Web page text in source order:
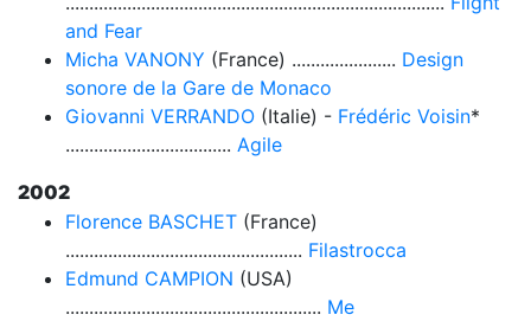
and Fear
Micha VANONY (France) ...................... Design
sonore de la Gare de Monaco
Giovanni VERRANDO (Italie) - Frédéric Voisin*
................................... Agile
2002
Florence BASCHET (France)
.................................................. Filastrocca
Edmund CAMPION (USA)
...................................................... Me